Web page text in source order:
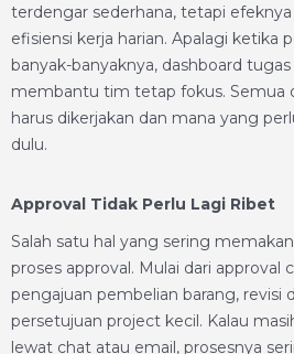
terdengar sederhana, tetapi
efisiensi kerja harian. Apalagi ketika
banyak-banyaknya, dashboard
membantu tim tetap fokus. Semua
harus dikerjakan dan mana yang
dulu.
Approval Tidak Perlu Lagi Ribet
Salah satu hal yang sering
proses approval. Mulai dari approval
pengajuan pembelian barang, revisi
persetujuan project kecil. Kalau
lewat chat atau email, prosesnya